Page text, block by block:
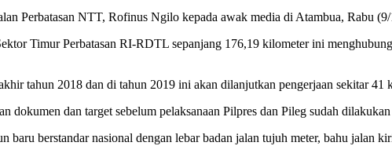
Perbatasan NTT, Rofinus Ngilo kepada awak media di Atambua, Rabu
Timur Perbatasan RI-RDTL sepanjang 176,19 kilometer ini
tahun 2018 dan di tahun 2019 ini akan dilanjutkan pengerjaan sekitar 41
dokumen dan target sebelum pelaksanaan Pilpres dan Pileg sudah
baru berstandar nasional dengan lebar badan jalan tujuh meter, bahu jalan